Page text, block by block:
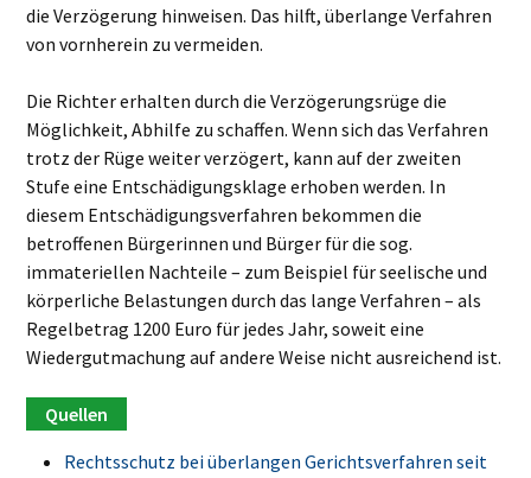
die Verzögerung hinweisen. Das hilft, überlange Verfahren
von vornherein zu vermeiden.
Die Richter erhalten durch die Verzögerungsrüge die
Möglichkeit, Abhilfe zu schaffen. Wenn sich das Verfahren
trotz der Rüge weiter verzögert, kann auf der zweiten
Stufe eine Entschädigungsklage erhoben werden. In
diesem Entschädigungsverfahren bekommen die
betroffenen Bürgerinnen und Bürger für die sog.
immateriellen Nachteile – zum Beispiel für seelische und
körperliche Belastungen durch das lange Verfahren – als
Regelbetrag 1200 Euro für jedes Jahr, soweit eine
Wiedergutmachung auf andere Weise nicht ausreichend ist.
Rechtsschutz bei überlangen Gerichtsverfahren seit